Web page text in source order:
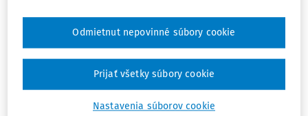
Odomknite si prístup k odbornému
obsahu a získajte prístup na 10 dní
zdarma, stačí sa len zaregistrovať.
Vďaka registrácii získate prístup aj k
vybranému obsahu:
Nastavenia súborov cookie
Odmietnut nepovinné súbory cookie
Prijať všetky súbory cookie